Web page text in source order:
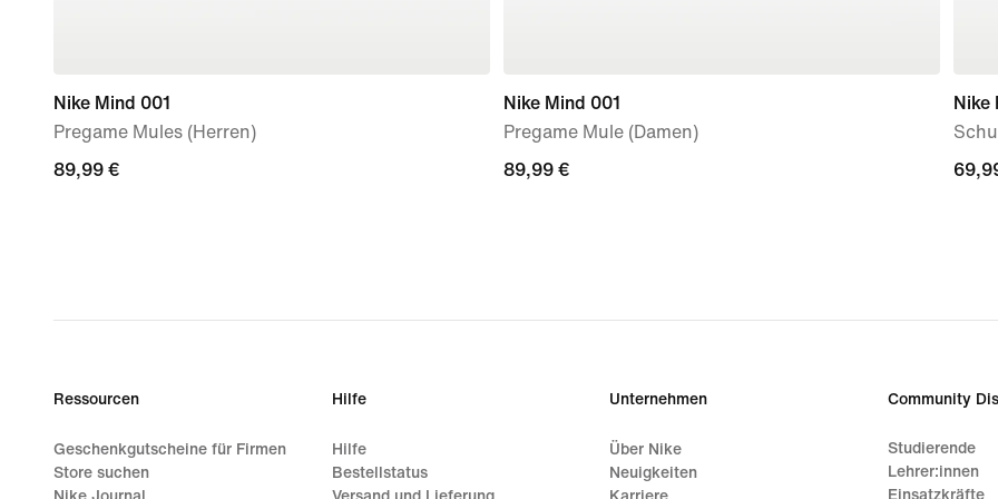
Nike Mind 001
Pregame Mules (Herren)
89,99 €
89,99 €
Nike Mind 001
Pregame Mule (Damen)
89,99 €
89,99 €
Nike
Ressourcen
Geschenkgutscheine für Firmen
Store suchen
Nike Journal
Hilfe
Hilfe
Bestellstatus
Versand und Lieferung
Unternehmen
Über Nike
Neuigkeiten
Karriere
Community
Studierende
Lehrer:innen
Einsatzkräfte